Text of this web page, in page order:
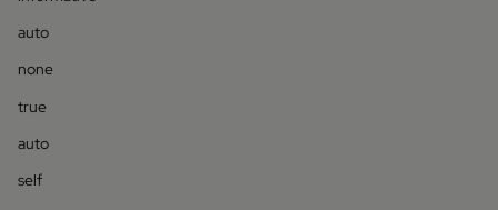
auto
none
true
auto
self